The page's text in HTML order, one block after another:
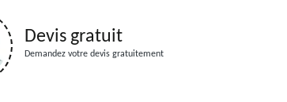
Devis gratuit
Demandez votre devis gratuitement